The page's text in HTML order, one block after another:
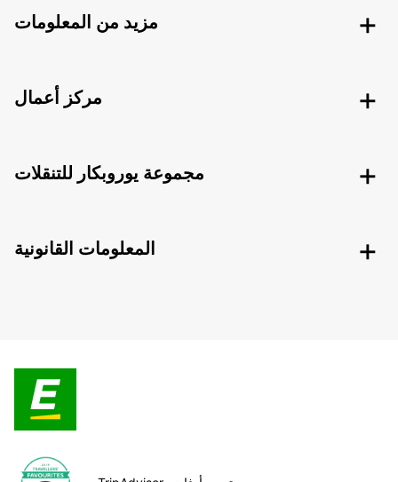
مزيد من المعلومات
مركز أعمال
مجموعة يوروبكار للتنقلات
المعلومات القانونية